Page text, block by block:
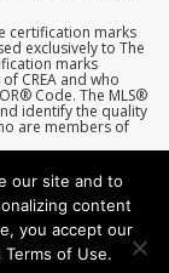
certification marks
exclusively to The
marks
CREA and who
Code. The MLS®
identify the quality
are members of
our site and to
content
you accept our
Terms of Use.